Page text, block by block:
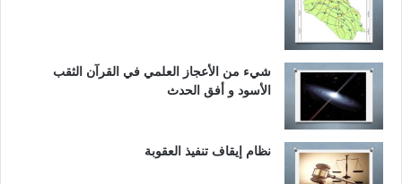
شيء من الأعجاز العلمي في القرآن الثقب
الأسود و أفق الحدث
نظام إيقاف تنفيذ العقوبة